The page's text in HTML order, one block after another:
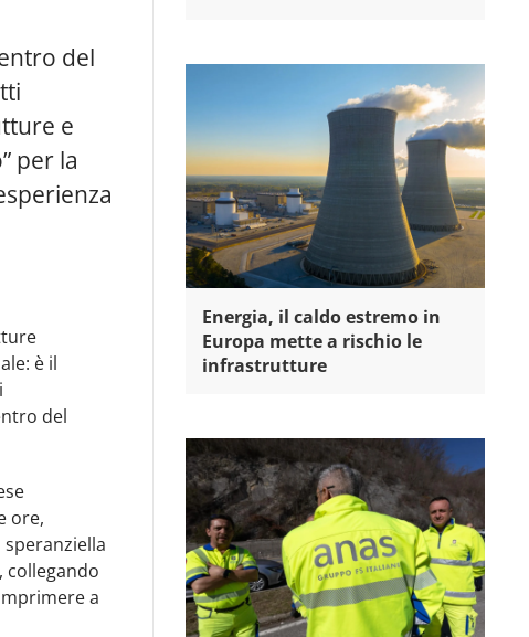
del
e
per la
è il
del
ore,
collegando
a
Energia, il caldo estremo in
Europa mette a rischio le
infrastrutture